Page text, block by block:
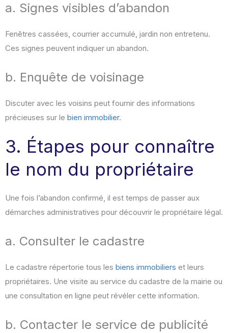
a. Signes visibles d’abandon
Fenêtres cassées, courrier accumulé, jardin non entretenu.
Ces signes peuvent indiquer un abandon.
b. Enquête de voisinage
Discuter avec les voisins peut fournir des informations
précieuses sur le bien immobilier.
3. Étapes pour connaître
le nom du propriétaire
Une fois l’abandon confirmé, il est temps de passer aux
démarches administratives pour découvrir le propriétaire légal.
a. Consulter le cadastre
Le cadastre répertorie tous les biens immobiliers et leurs
propriétaires. Une visite au service du cadastre de la mairie ou
une consultation en ligne peut révéler cette information.
b. Contacter le service de publicité